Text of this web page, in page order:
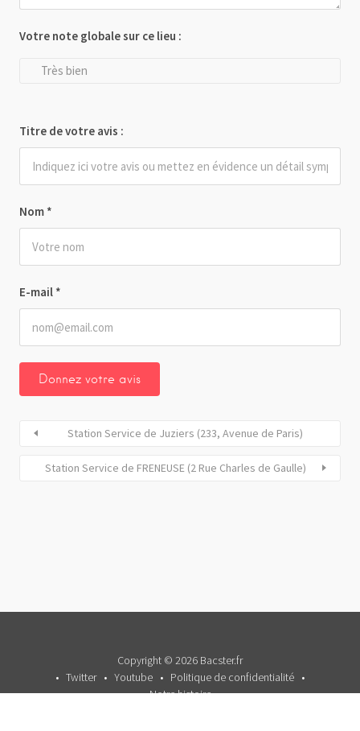
Nom *
E-mail *
Votre note globale sur ce lieu :
Très bien
Titre de votre avis :
Station Service de Juziers (233, Avenue de Paris)
Station Service de FRENEUSE (2 Rue Charles de Gaulle)
Copyright © 2026 Bacster.fr
Twitter
Youtube
Politique de confidentialité
Notre histoire